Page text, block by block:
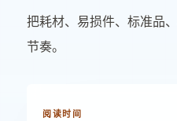
把耗材、易损件、标准品
节奏。
阅读时间